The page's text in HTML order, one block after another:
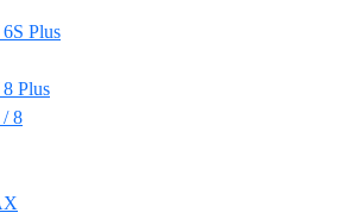
Plus
Plus
/ 8